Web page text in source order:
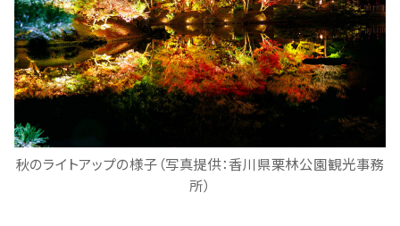
秋のライトアップの様子（写真提供：香川県栗林公園観光事務
所）